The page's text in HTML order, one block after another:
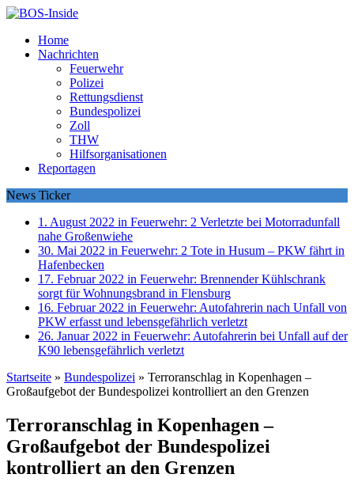
Home
Nachrichten
Feuerwehr
Polizei
Rettungsdienst
Bundespolizei
Zoll
THW
Hilfsorganisationen
Reportagen
News Ticker
1. August 2022 in Feuerwehr: 2 Verletzte bei Motorradunfall
nahe Großenwiehe
30. Mai 2022 in Feuerwehr: 2 Tote in Husum – PKW fährt in
Hafenbecken
17. Februar 2022 in Feuerwehr: Brennender Kühlschrank
sorgt für Wohnungsbrand in Flensburg
16. Februar 2022 in Feuerwehr: Autofahrerin nach Unfall von
PKW erfasst und lebensgefährlich verletzt
26. Januar 2022 in Feuerwehr: Autofahrerin bei Unfall auf der
K90 lebensgefährlich verletzt
Startseite » Bundespolizei » Terroranschlag in Kopenhagen –
Großaufgebot der Bundespolizei kontrolliert an den Grenzen
Terroranschlag in Kopenhagen –
Großaufgebot der Bundespolizei
kontrolliert an den Grenzen